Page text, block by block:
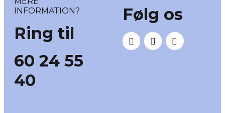
INFORMATION?
Ring til
60 24 55
40
Følg os